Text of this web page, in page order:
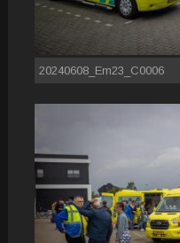
20240608_Em23_C0006